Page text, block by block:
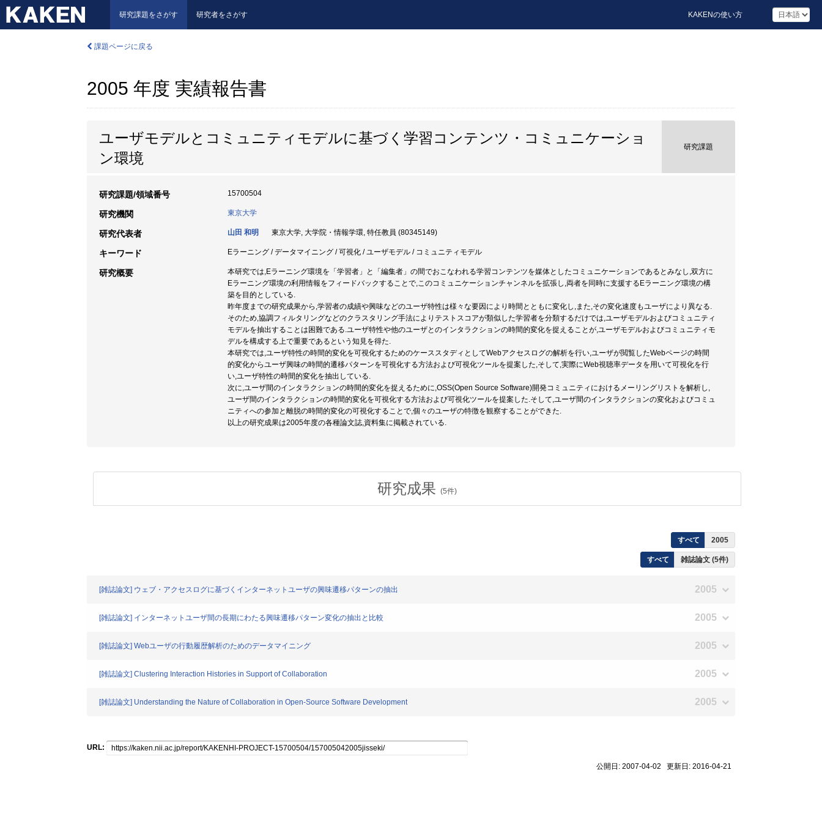
研究課題をさがす 研究者をさがす KAKENの使い方
課題ページに戻る
2005 年度 実績報告書
ユーザモデルとコミュニティモデルに基づく学習コンテンツ・コミュニケーショ
ン環境
研究課題
研究課題/領域番号 15700504
研究機関 東京大学
研究代表者 山田 和明 東京大学, 大学院・情報学環, 特任教員 (80345149)
キーワード Eラーニング / データマイニング / 可視化 / ユーザモデル / コミュニティモデル
研究概要
本研究では,Eラーニング環境を「学習者」と「編集者」の間でおこなわれる学習コンテンツを媒体としたコミュニケーションであるとみなし,双方に
Eラーニング環境の利用情報をフィードバックすることで,このコミュニケーションチャンネルを拡張し,両者を同時に支援するEラーニング環境の構
築を目的としている.
昨年度までの研究成果から,学習者の成績や興味などのユーザ特性は様々な要因により時間とともに変化し,また,その変化速度もユーザにより異なる.
そのため,協調フィルタリングなどのクラスタリング手法によりテストスコアが類似した学習者を分類するだけでは,ユーザモデルおよびコミュニティ
モデルを抽出することは困難である.ユーザ特性や他のユーザとのインタラクションの時間的変化を捉えることが,ユーザモデルおよびコミュニティモ
デルを構成する上で重要であるという知見を得た.
本研究では,ユーザ特性の時間的変化を可視化するためのケーススタディとしてWebアクセスログの解析を行い,ユーザが閲覧したWebページの時間
的変化からユーザ興味の時間的遷移パターンを可視化する方法および可視化ツールを提案した,そして,実際にWeb視聴率データを用いて可視化を行
い,ユーザ特性の時間的変化を抽出している.
次に,ユーザ間のインタラクションの時間的変化を捉えるために,OSS(Open Source Software)開発コミュニティにおけるメーリングリストを解析し,
ユーザ間のインタラクションの時間的変化を可視化する方法および可視化ツールを提案した.そして,ユーザ間のインタラクションの変化およびコミュ
ニティへの参加と離脱の時間的変化の可視化することで,個々のユーザの特徴を観察することができた.
以上の研究成果は2005年度の各種論文誌,資料集に掲載されている.
研究成果 (5件)
すべて 2005
すべて 雑誌論文 (5件)
[雑誌論文] ウェブ・アクセスログに基づくインターネットユーザの興味遷移パターンの抽出 2005
[雑誌論文] インターネットユーザ間の長期にわたる興味遷移パターン変化の抽出と比較 2005
[雑誌論文] Webユーザの行動履歴解析のためのデータマイニング 2005
[雑誌論文] Clustering Interaction Histories in Support of Collaboration 2005
[雑誌論文] Understanding the Nature of Collaboration in Open-Source Software Development 2005
URL:
公開日: 2007-04-02 更新日: 2016-04-21